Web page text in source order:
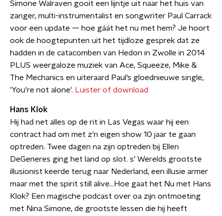
Simone Walraven gooit een lijntje uit naar het huis van
zanger, multi-instrumentalist en songwriter Paul Carrack
voor een update — hoe gáát het nu met hem? Je hoort
ook de hoogtepunten uit het tijdloze gesprek dat ze
hadden in de catacomben van Hedon in Zwolle in 2014
PLUS weergaloze muziek van Ace, Squeeze, Mike &
The Mechanics en uiteraard Paul’s gloednieuwe single,
'You’re not alone'. Luister of download
Hans Klok
Hij had net alles op de rit in Las Vegas waar hij een
contract had om met z’n eigen show 10 jaar te gaan
optreden. Twee dagen na zijn optreden bij Ellen
DeGeneres ging het land op slot. s’ Werelds grootste
illusionist keerde terug naar Nederland, een illusie armer
maar met the spirit still alive...Hoe gaat het Nu met Hans
Klok? Een magische podcast over oa zijn ontmoeting
met Nina Simone, de grootste lessen die hij heeft